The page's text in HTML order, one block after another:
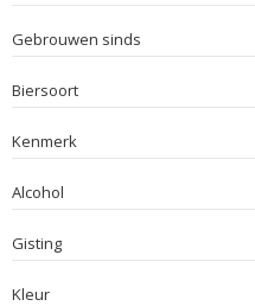
Gebrouwen sinds
Biersoort
Kenmerk
Alcohol
Gisting
Kleur